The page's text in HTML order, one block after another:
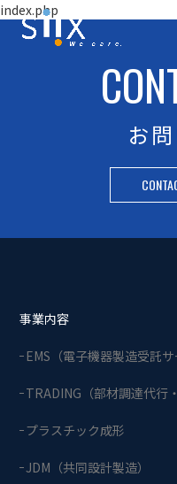
index.php
お
事業内容
EMS（電子機器製造受託サ
TRADING（部材調達代行
プラスチック成形
JDM（共同設計製造）